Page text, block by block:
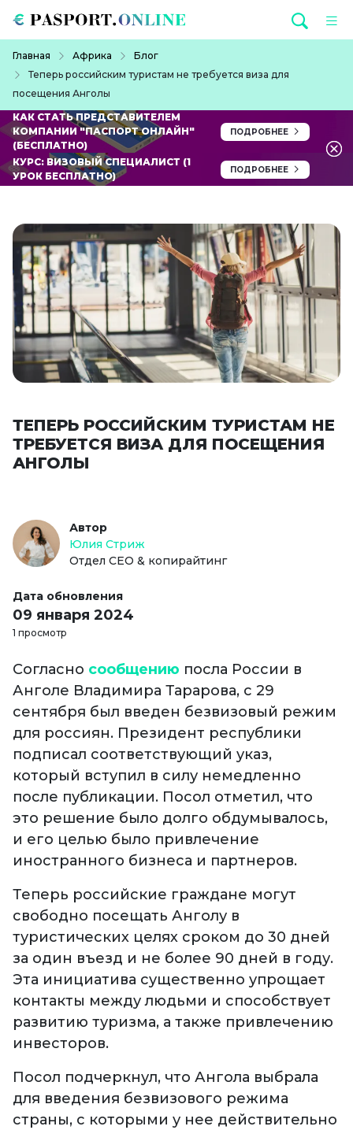
Главная Африка
Блог
Теперь российским туристам не требуется виза для
посещения Анголы
КАК СТАТЬ ПРЕДСТАВИТЕЛЕМ
КОМПАНИИ "ПАСПОРТ ОНЛАЙН"
(БЕСПЛАТНО)
ПОДРОБНЕЕ
КУРС: ВИЗОВЫЙ СПЕЦИАЛИСТ (1
УРОК БЕСПЛАТНО)
ПОДРОБНЕЕ
ТЕПЕРЬ РОССИЙСКИМ ТУРИСТАМ НЕ
ТРЕБУЕТСЯ ВИЗА ДЛЯ ПОСЕЩЕНИЯ
АНГОЛЫ
Автор
Юлия Стриж
Отдел СЕО & копирайтинг
Дата обновления
09 января 2024
1 просмотр
Согласно сообщению посла России в
Анголе Владимира Тарарова, с 29
сентября был введен безвизовый режим
для россиян. Президент республики
подписал соответствующий указ,
который вступил в силу немедленно
после публикации. Посол отметил, что
это решение было долго обдумывалось,
и его целью было привлечение
иностранного бизнеса и партнеров.
Теперь российские граждане могут
свободно посещать Анголу в
туристических целях сроком до 30 дней
за один въезд и не более 90 дней в году.
Эта инициатива существенно упрощает
контакты между людьми и способствует
развитию туризма, а также привлечению
инвесторов.
Посол подчеркнул, что Ангола выбрала
для введения безвизового режима
страны, с которыми у нее действительно